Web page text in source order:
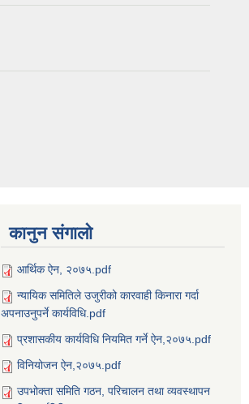
कानुन संगालो
आर्थिक ऐन, २०७५.pdf
न्यायिक समितिले उजुरीको कारवाही किनारा गर्दा
अपनाउनुपर्ने कार्यविधि.pdf
प्रशासकीय कार्यविधि नियमित गर्ने ऐन,२०७५.pdf
विनियोजन ऐन,२०७५.pdf
उपभोक्ता समिति गठन, परिचालन तथा व्यवस्थापन